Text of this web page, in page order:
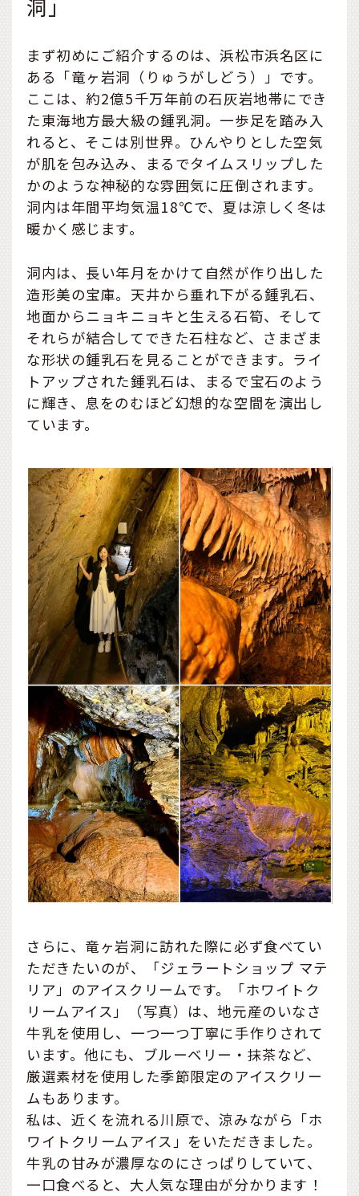
洞」
まず初めにご紹介するのは、浜松市浜名区に
ある「竜ヶ岩洞（りゅうがしどう）」です。
ここは、約2億5千万年前の石灰岩地帯にでき
た東海地方最大級の鍾乳洞。一歩足を踏み入
れると、そこは別世界。ひんやりとした空気
が肌を包み込み、まるでタイムスリップした
かのような神秘的な雰囲気に圧倒されます。
洞内は年間平均気温18℃で、夏は涼しく冬は
暖かく感じます。
洞内は、長い年月をかけて自然が作り出した
造形美の宝庫。天井から垂れ下がる鍾乳石、
地面からニョキニョキと生える石筍、そして
それらが結合してできた石柱など、さまざま
な形状の鍾乳石を見ることができます。ライ
トアップされた鍾乳石は、まるで宝石のよう
に輝き、息をのむほど幻想的な空間を演出し
ています。
さらに、竜ヶ岩洞に訪れた際に必ず食べてい
ただきたいのが、「ジェラートショップ マテ
リア」のアイスクリームです。「ホワイトク
リームアイス」（写真）は、地元産のいなさ
牛乳を使用し、一つ一つ丁寧に手作りされて
います。他にも、ブルーベリー・抹茶など、
厳選素材を使用した季節限定のアイスクリー
ムもあります。
私は、近くを流れる川原で、涼みながら「ホ
ワイトクリームアイス」をいただきました。
牛乳の甘みが濃厚なのにさっぱりしていて、
一口食べると、大人気な理由が分かります！